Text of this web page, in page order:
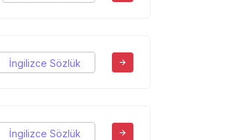
İngilizce Sözlük
İngilizce Sözlük